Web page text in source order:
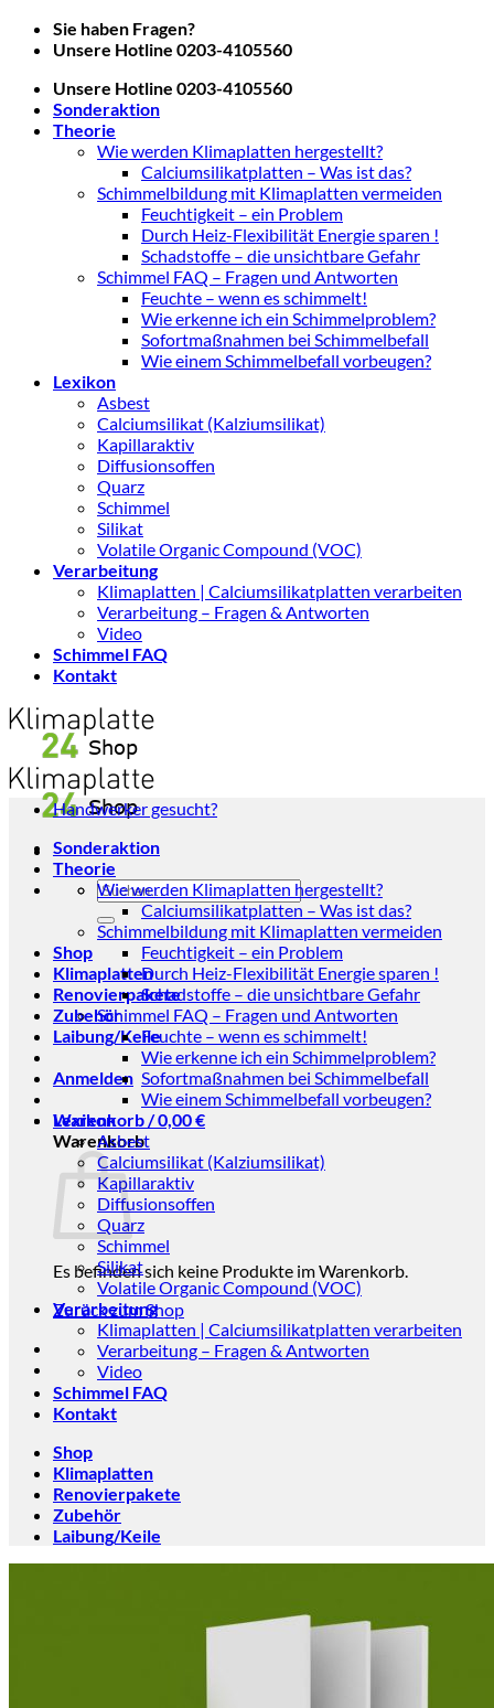
Zum
Inhalt
Sie haben Fragen?
Unsere Hotline 0203-4105560
Unsere Hotline 0203-4105560
Sonderaktion
Theorie
Wie werden Klimaplatten hergestellt?
Calciumsilikatplatten – Was ist das?
Schimmelbildung mit Klimaplatten vermeiden
Feuchtigkeit – ein Problem
Durch Heiz-Flexibilität Energie sparen !
Schadstoffe – die unsichtbare Gefahr
Schimmel FAQ – Fragen und Antworten
Feuchte – wenn es schimmelt!
Wie erkenne ich ein Schimmelproblem?
Sofortmaßnahmen bei Schimmelbefall
Wie einem Schimmelbefall vorbeugen?
Lexikon
Asbest
Calciumsilikat (Kalziumsilikat)
Kapillaraktiv
Diffusionsoffen
Quarz
Schimmel
Silikat
Volatile Organic Compound (VOC)
Verarbeitung
Klimaplatten | Calciumsilikatplatten verarbeiten
Verarbeitung – Fragen & Antworten
Video
Schimmel FAQ
Kontakt
Suchen
nach:
Shop
Klimaplatten
Renovierpakete
Zubehör
Laibung/Keile
Anmelden
Warenkorb /0,00€
Warenkorb
Es befinden sich keine Produkte im Warenkorb.
Zurück zum Shop
Handwerker gesucht?
Sonderaktion
Theorie
Wie werden Klimaplatten hergestellt?
Calciumsilikatplatten – Was ist das?
Schimmelbildung mit Klimaplatten vermeiden
Feuchtigkeit – ein Problem
Durch Heiz-Flexibilität Energie sparen !
Schadstoffe – die unsichtbare Gefahr
Schimmel FAQ – Fragen und Antworten
Feuchte – wenn es schimmelt!
Wie erkenne ich ein Schimmelproblem?
Sofortmaßnahmen bei Schimmelbefall
Wie einem Schimmelbefall vorbeugen?
Lexikon
Asbest
Calciumsilikat (Kalziumsilikat)
Kapillaraktiv
Diffusionsoffen
Quarz
Schimmel
Silikat
Volatile Organic Compound (VOC)
Verarbeitung
Klimaplatten | Calciumsilikatplatten verarbeiten
Verarbeitung – Fragen & Antworten
Video
Schimmel FAQ
Kontakt
Shop
Klimaplatten
Renovierpakete
Zubehör
Laibung/Keile